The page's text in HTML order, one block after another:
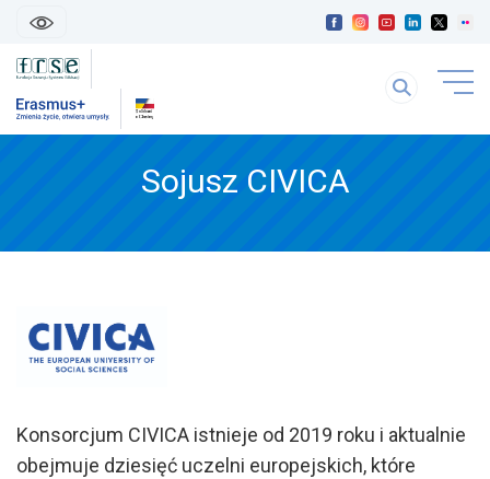
uwaga
się
w
Szukaj
stronie
Sojusz CIVICA
Konsorcjum CIVICA istnieje od 2019 roku i aktualnie
obejmuje dziesięć uczelni europejskich, które